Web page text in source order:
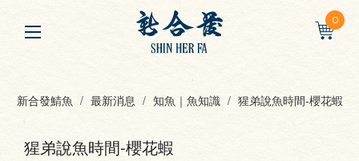
0
新合發鯖魚 最新消息 知魚｜魚知識 猩弟說魚時間-櫻花蝦
猩弟說魚時間-櫻花蝦